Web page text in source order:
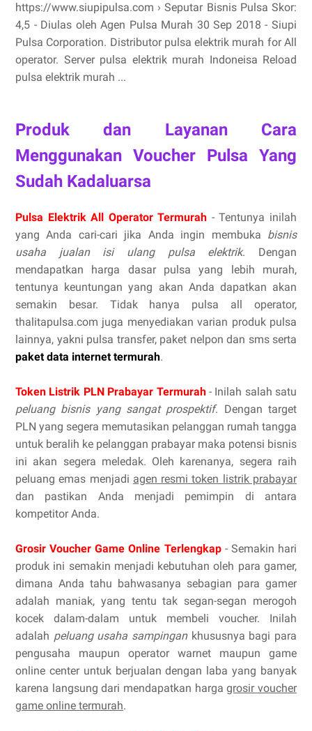
https://www.siupipulsa.com › Seputar Bisnis Pulsa Skor:
4,5 - ‎Diulas oleh Agen Pulsa Murah 30 Sep 2018 - Siupi
Pulsa Corporation. Distributor pulsa elektrik murah for All
operator. Server pulsa elektrik murah Indoneisa Reload
pulsa elektrik murah ...
Produk dan Layanan Cara
Menggunakan Voucher Pulsa Yang
Sudah Kadaluarsa
Pulsa Elektrik All Operator Termurah - Tentunya inilah
yang Anda cari-cari jika Anda ingin membuka bisnis
usaha jualan isi ulang pulsa elektrik. Dengan
mendapatkan harga dasar pulsa yang lebih murah,
tentunya keuntungan yang akan Anda dapatkan akan
semakin besar. Tidak hanya pulsa all operator,
thalitapulsa.com juga menyediakan varian produk pulsa
lainnya, yakni pulsa transfer, paket nelpon dan sms serta
paket data internet termurah.
Token Listrik PLN Prabayar Termurah- Inilah salah satu
peluang bisnis yang sangat prospektif. Dengan target
PLN yang segera memutasikan pelanggan rumah tangga
untuk beralih ke pelanggan prabayar maka potensi bisnis
ini akan segera meledak. Oleh karenanya, segera raih
peluang emas menjadi agen resmi token listrik prabayar
dan pastikan Anda menjadi pemimpin di antara
kompetitor Anda.
Grosir Voucher Game Online Terlengkap- Semakin hari
produk ini semakin menjadi kebutuhan oleh para gamer,
dimana Anda tahu bahwasanya sebagian para gamer
adalah maniak, yang tentu tak segan-segan merogoh
kocek dalam-dalam untuk membeli voucher. Inilah
adalah peluang usaha sampingankhususnya bagi para
pengusaha maupun operator warnet maupun game
online center untuk berjualan dengan laba yang banyak
karena langsung dari mendapatkan hargagrosir voucher
game online termurah.